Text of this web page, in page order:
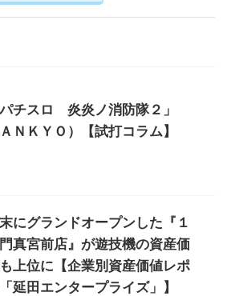
パチスロ 炎炎ノ消防隊２」
ＡＮＫＹＯ）【試打コラム】
にグランドオープンした『１
真宮前店』が遊技機の資産価
上位に【企業別資産価値レポ
延田エンタープライズ」】